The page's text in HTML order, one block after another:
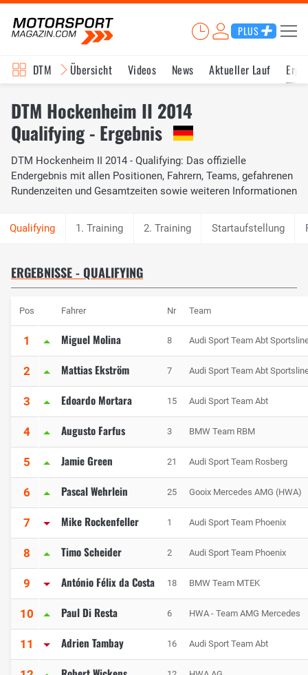
PLUS
DTM Übersicht Videos News Aktueller Lauf
DTM Hockenheim II 2014
Qualifying - Ergebnis
DTM Hockenheim II 2014 - Qualifying: Das offizielle
Endergebnis mit allen Positionen, Fahrern, Teams, gefahrenen
Rundenzeiten und Gesamtzeiten sowie weiteren Informationen
1. Training 2. Training Startaufstellung
ERGEBNISSE - QUALIFYING
Pos Fahrer Nr Team
1 Miguel Molina 8 Audi Sport Team Abt
2 Mattias Ekström 7 Audi Sport Team Abt
3 Edoardo Mortara 15 Audi Sport Team Abt
4 Augusto Farfus 3 BMW Team RBM
5 Jamie Green 21 Audi Sport Team Rosberg
6 Pascal Wehrlein 25 Gooix Mercedes AMG (HWA)
7 Mike Rockenfeller 1 Audi Sport Team Phoenix
8 Timo Scheider 2 Audi Sport Team Phoenix
9 António Félix da Costa 18 BMW Team MTEK
10 Paul Di Resta 6 HWA - Team AMG Mercedes
11 Adrien Tambay 16 Audi Sport Team Abt